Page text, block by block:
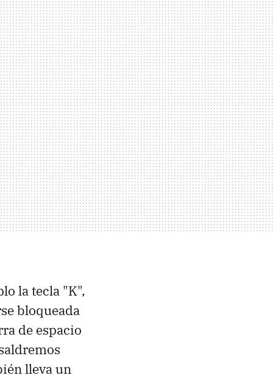
la tecla "K",
bloqueada
de espacio
lleva un